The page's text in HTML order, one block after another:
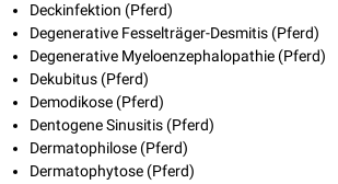
Deckinfektion (Pferd)
Degenerative Fesselträger-Desmitis (Pferd)
Degenerative Myeloenzephalopathie (Pferd)
Dekubitus (Pferd)
Demodikose (Pferd)
Dentogene Sinusitis (Pferd)
Dermatophilose (Pferd)
Dermatophytose (Pferd)